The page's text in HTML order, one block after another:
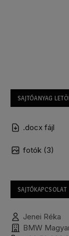
SAJTÓANYAG
.docx fájl
fotók (3)
SAJTÓKAPCSOLAT
Jenei Réka
BMW